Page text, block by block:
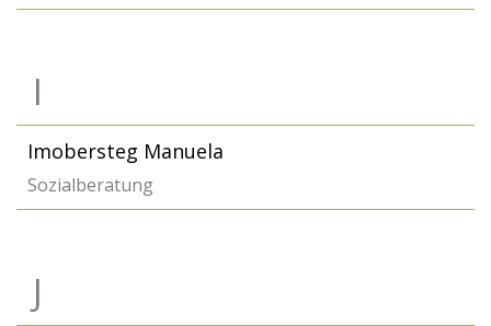
I
Imobersteg Manuela
Sozialberatung
J